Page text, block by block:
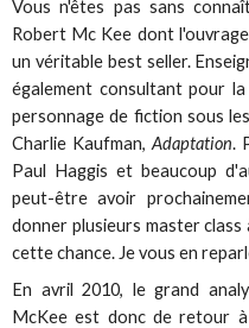
Vous n'êtes pas sans
Robert Mc Kee dont
un véritable best seller.
également consultant pour
personnage de fiction sous
Charlie Kaufman,Adaptation.
Paul Haggis et beaucoup
peut-être avoir
donner plusieurs master
cette chance. Je vous en
En avril 2010, le grand
McKee est donc de retour